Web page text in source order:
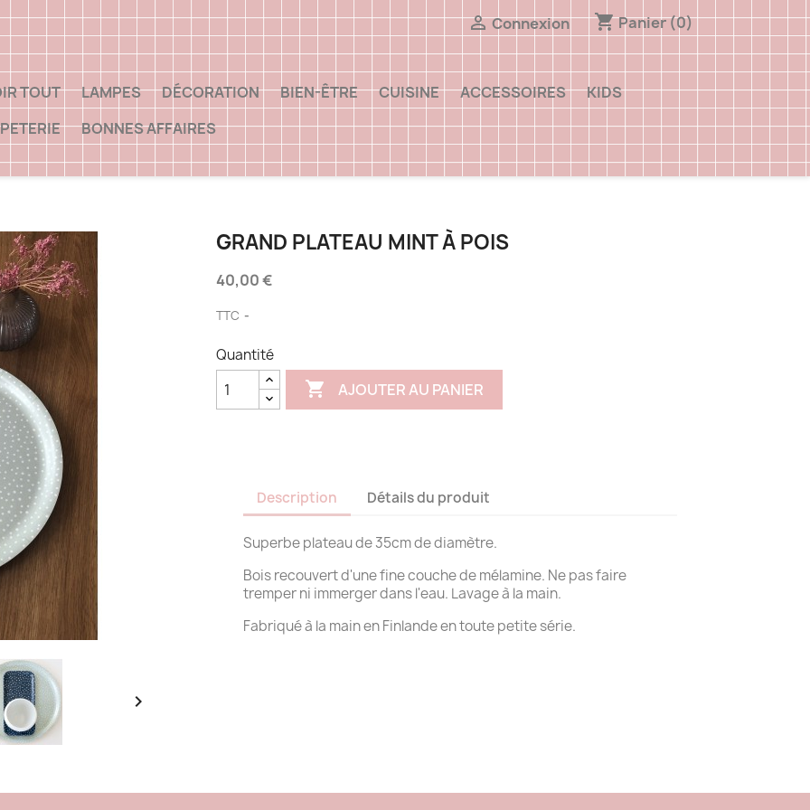
Connexion shopping_cartPanier(0)
TOUT LAMPES DÉCORATION BIEN-ÊTRE CUISINE ACCESSOIRES
KIDS
BONNES AFFAIRES

GRAND PLATEAU MINT À POIS
40,00 €
TTC
Quantité
 AJOUTER AU PANIER
Description Détails du produit
Superbe plateau de 35cm de diamètre.
Bois recouvert d'une fine couche de mélamine. Ne pas faire
tremper ni immerger dans l'eau. Lavage à la main.
Fabriqué à la main en Finlande en toute petite série.